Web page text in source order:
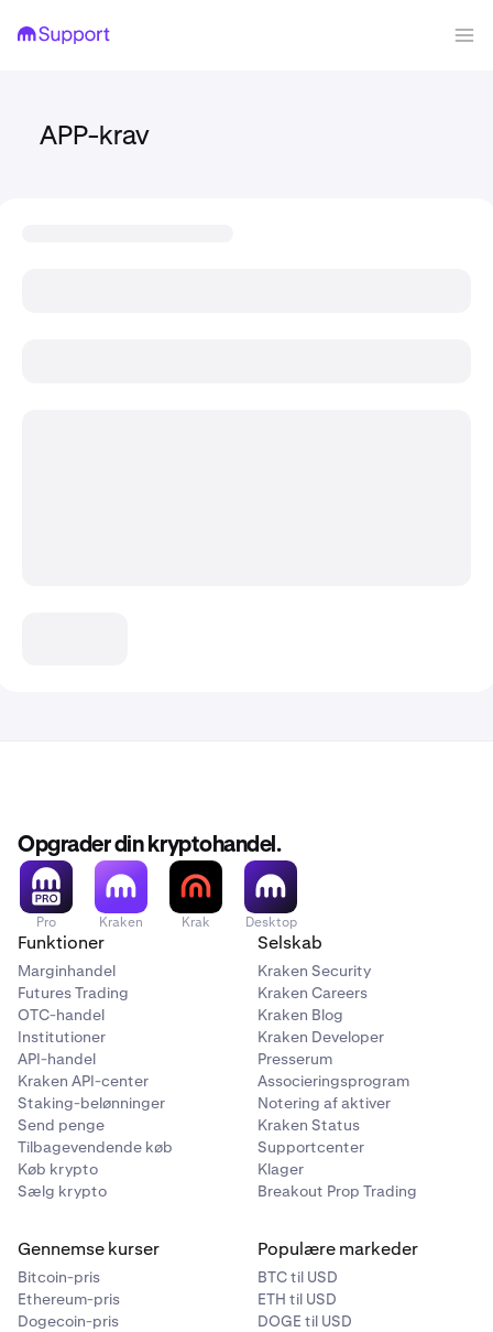
APP-krav
Opgrader din kryptohandel.
Pro Kraken Krak Desktop
Funktioner
Marginhandel
Futures Trading
OTC-handel
Institutioner
API-handel
Kraken API-center
Staking-belønninger
Send penge
Tilbagevendende køb
Køb krypto
Sælg krypto
Selskab
Kraken Security
Kraken Careers
Kraken Blog
Kraken Developer
Presserum
Associeringsprogram
Notering af aktiver
Kraken Status
Supportcenter
Klager
Breakout Prop Trading
Gennemse kurser
Bitcoin-pris
Ethereum-pris
Dogecoin-pris
Populære markeder
BTC til USD
ETH til USD
DOGE til USD